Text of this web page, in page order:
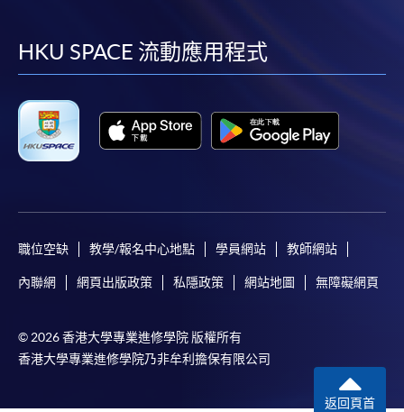
facebook
youtube
linkedin
HKU SPACE 流動應用程式
職位空缺 教學/報名中心地點 學員網站 教師網站
內聯網 網頁出版政策 私隱政策 網站地圖 無障礙網頁
© 2026 香港大學專業進修學院 版權所有
香港大學專業進修學院乃非牟利擔保有限公司
返回頁首